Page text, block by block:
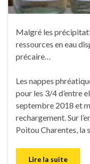
Malgré les
ressources en eau
précaire…
Les nappes
pour les 3/4 d’entre
septembre 2018 et
rechargement. Sur
Poitou Charentes, la
Lire la suite